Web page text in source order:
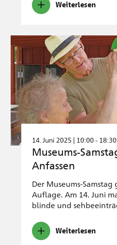
Weiterlesen
14. Juni 2025 | 10:00 - 18:30
Museums-
Anfassen
Der Museums-
Auflage. Am 14. Juni
blinde und
Weiterlesen